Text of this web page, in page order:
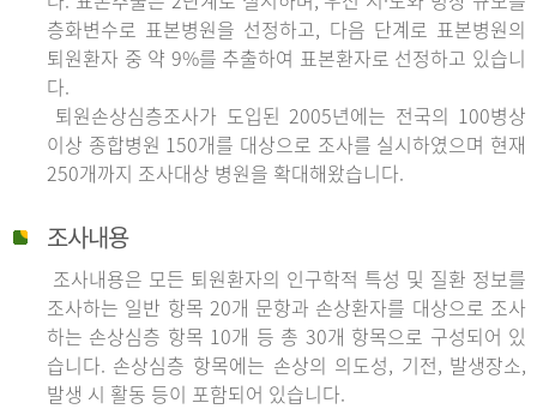
층화변수로 표본병원을 선정하고, 다음 단계로 표본병원의
퇴원환자 중 약 9%를 추출하여 표본환자로 선정하고 있습니
다.
퇴원손상심층조사가 도입된 2005년에는 전국의 100병상
이상 종합병원 150개를 대상으로 조사를 실시하였으며 현재
250개까지 조사대상 병원을 확대해왔습니다.
조사내용
조사내용은 모든 퇴원환자의 인구학적 특성 및 질환 정보를
조사하는 일반 항목 20개 문항과 손상환자를 대상으로 조사
하는 손상심층 항목 10개 등 총 30개 항목으로 구성되어 있
습니다. 손상심층 항목에는 손상의 의도성, 기전, 발생장소,
발생 시 활동 등이 포함되어 있습니다.